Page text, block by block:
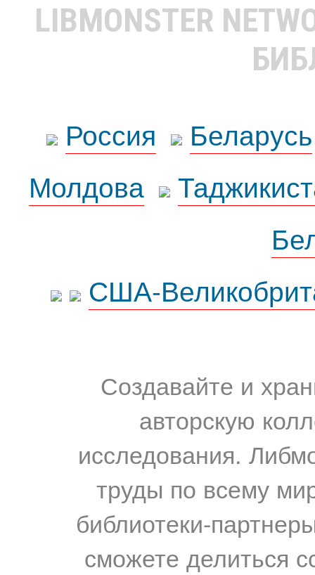
LIBMONSTER
Россия
Беларусь
Молдова
США-
Создавайте и
авторскую
исследования.
труды по всему
библиотеки-
сможете делиться